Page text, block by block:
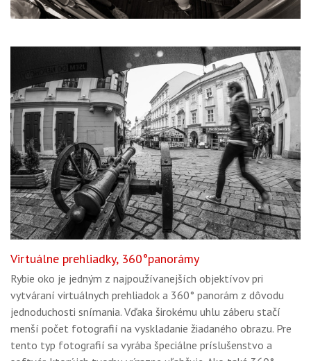
Virtuálne prehliadky, 360°panorámy
Rybie oko je jedným z najpoužívanejších objektívov pri
vytváraní virtuálnych prehliadok a 360° panorám z dôvodu
jednoduchosti snímania. Vďaka širokému uhlu záberu stačí
menší počet fotografií na vyskladanie žiadaného obrazu. Pre
tento typ fotografií sa vyrába špeciálne príslušenstvo a